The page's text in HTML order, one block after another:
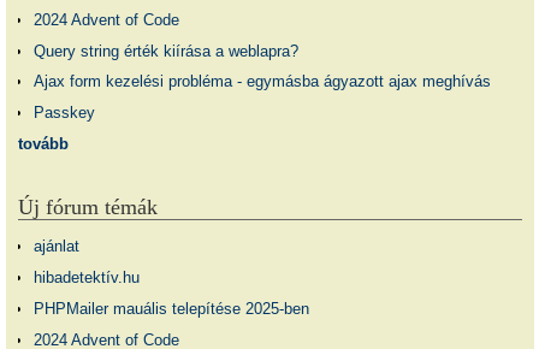
2024 Advent of Code
Query string érték kiírása a weblapra?
Ajax form kezelési probléma - egymásba ágyazott ajax meghívás
Passkey
tovább
Új fórum témák
ajánlat
hibadetektív.hu
PHPMailer mauális telepítése 2025-ben
2024 Advent of Code